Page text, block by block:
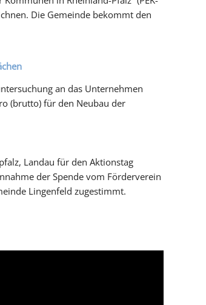
Die Gemeinde bekommt den
an das Unternehmen
(brutto) für den Neubau der
Landau für den Aktionstag
der Spende vom Förderverein
Lingenfeld zugestimmt.